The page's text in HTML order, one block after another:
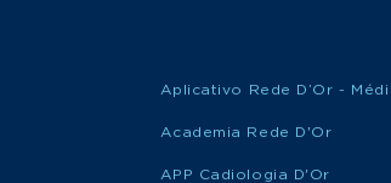
Aplicativo Rede D’Or -
Academia Rede D'Or
APP Cadiologia D'Or